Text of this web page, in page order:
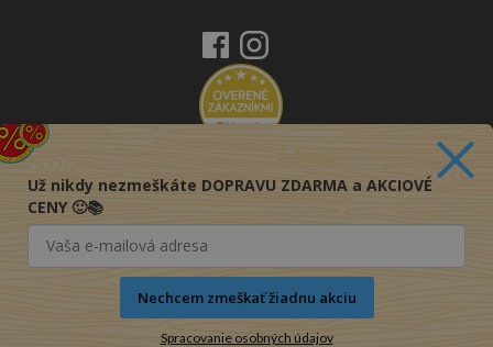
Už nikdy nezmeškáte DOPRAVU ZDARMA a AKCIOVÉ
CENY 🙂📚
Nechcem zmeškať žiadnu akciu
Spracovanie osobných údajov